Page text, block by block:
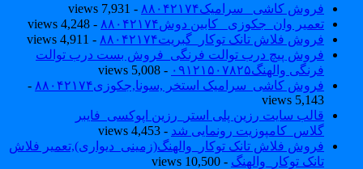
فروش کاشی _سرامیک۸۸۰۴۲۱۷۴
- 7,931 views
تعمیر وان_جکوزی_ کابین دوش۸۸۰۴۲۱۷۴
- 4,248 views
فروش فلاش تانک توکار_گبریت۸۸۰۴۲۱۷۴
- 4,911 views
فروش پیچ درب توالت فرنگی_فروش بست درب توالت
فرنگی والهنگ۰۹۱۲۱۵۰۷۸۲۵
- 5,008 views
فروش کاشی_سرامیک استخر ,سونا,جکوزی۸۸۰۴۲۱۷۴
-
5,143 views
قالب سایت رزین پلی استر_رزین اپوکسی_فایبر
گلاس_کامپوزیت رونمایی شد- 4,453 views
فروش فلاش تانک توکار_والهنگ(زمینی_دیواری),تعمیر فلاش
تانک توکار_والهنگ- 10,500 views